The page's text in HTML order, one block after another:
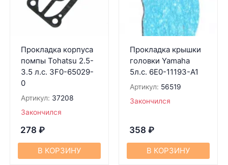
Прокладка корпуса
помпы Tohatsu 2.5-
3.5 л.с. 3F0-65029-
0
Артикул: 37208
Закончился
278 ₽
В КОРЗИНУ
Прокладка крышки
головки Yamaha
5л.с. 6E0-11193-A1
Артикул: 56519
Закончился
358 ₽
В КОРЗИНУ